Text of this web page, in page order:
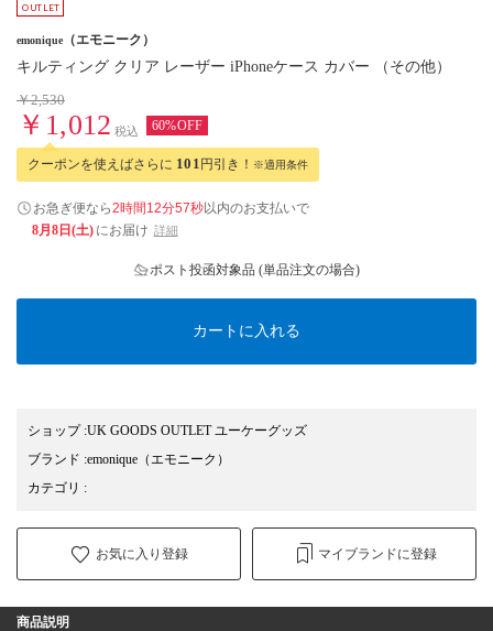
emonique （エモニーク）
キルティング クリア レーザー iPhoneケース カバー （その他）
￥2,530
￥1,012 税込 60%OFF
クーポンを使えばさらに 101 円引き！ ※適用条件
お急ぎ便なら2時間12分56秒以内のお支払いで
8月8日(土) にお届け 詳細
ポスト投函対象品 (単品注文の場合)
カートに入れる
ショップ:UK GOODS OUTLET ユーケーグッズ
ブランド :emonique （エモニーク）
カテゴリ :
お気に入り登録 マイブランドに登録
商品説明